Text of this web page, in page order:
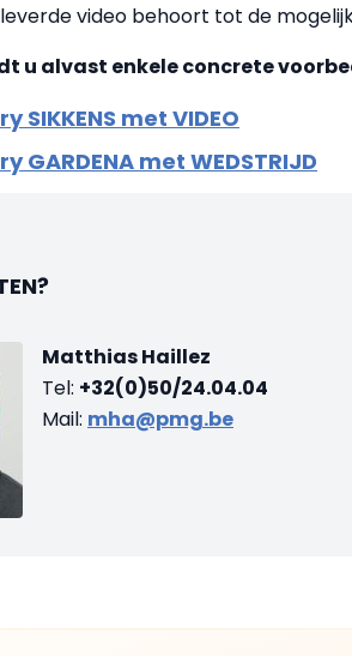
video behoort tot de
u alvast enkele concrete
SIKKENS met VIDEO
GARDENA met WEDSTRIJD
Matthias Haillez
Tel: +32(0)50/24.04.04
Mail: mha@pmg.be